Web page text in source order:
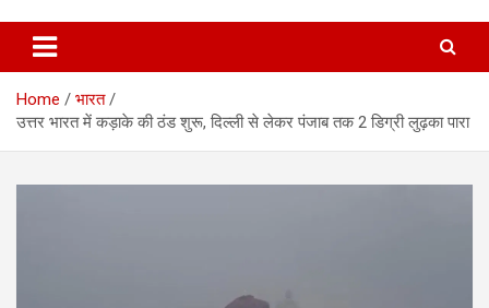
Home
भारत
उत्तर भारत में कड़ाके की ठंड शुरू, दिल्ली से लेकर पंजाब तक 2 डिग्री लुढ़का पारा